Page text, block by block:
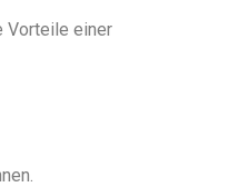
Vorteile einer